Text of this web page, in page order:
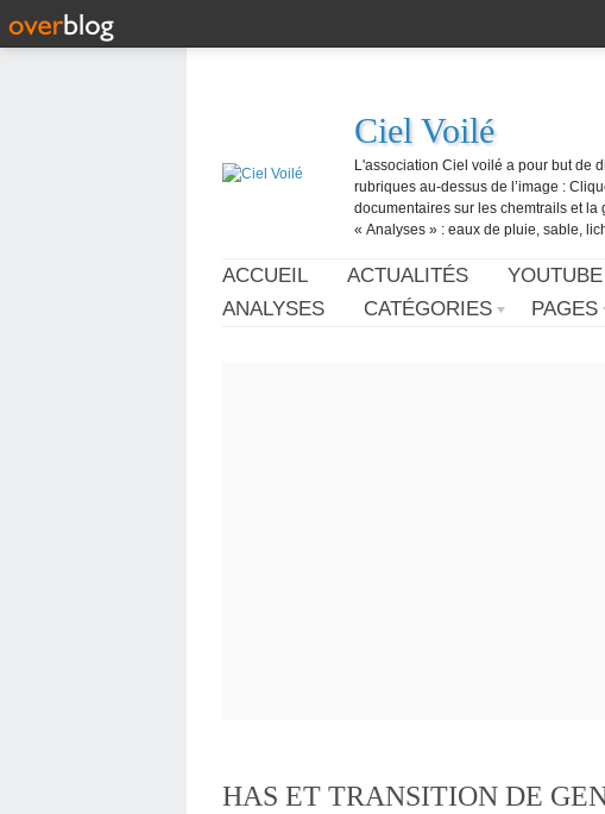
Ciel Voilé
L'association Ciel voilé a pour but de
rubriques au-dessus de l’image :
documentaires sur les chemtrails et
« Analyses » : eaux de pluie, sable,
ACCUEIL ACTUALITÉS YOUTUBE
ANALYSES
CATÉGORIES PAGES
HAS ET TRANSITION DE